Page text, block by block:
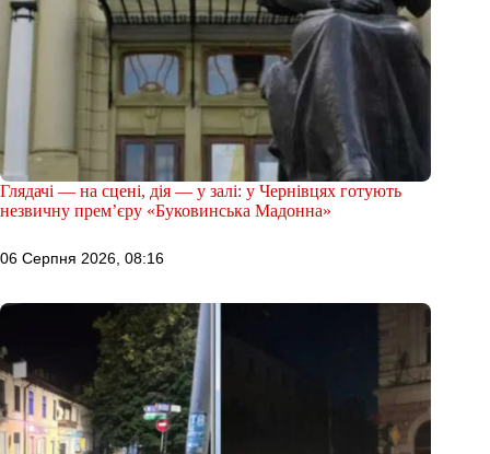
Глядачі — на сцені, дія — у залі: у Чернівцях готують
незвичну прем’єру «Буковинська Мадонна»
06 Серпня 2026, 08:16